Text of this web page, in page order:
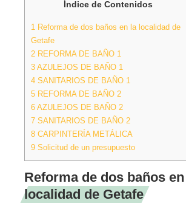
Índice de Contenidos
1 Reforma de dos baños en la localidad de
Getafe
2 REFORMA DE BAÑO 1
3 AZULEJOS DE BAÑO 1
4 SANITARIOS DE BAÑO 1
5 REFORMA DE BAÑO 2
6 AZULEJOS DE BAÑO 2
7 SANITARIOS DE BAÑO 2
8 CARPINTERÍA METÁLICA
9 Solicitud de un presupuesto
Reforma de dos baños
localidad de Getafe